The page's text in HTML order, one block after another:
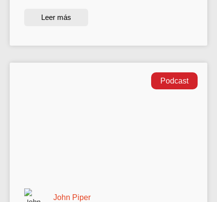
Leer más
Podcast
John Piper